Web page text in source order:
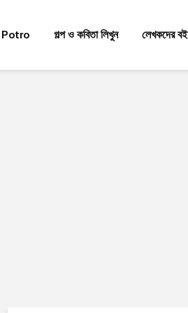
গল্প ও কবিতা লিখুন লেখকদের বই